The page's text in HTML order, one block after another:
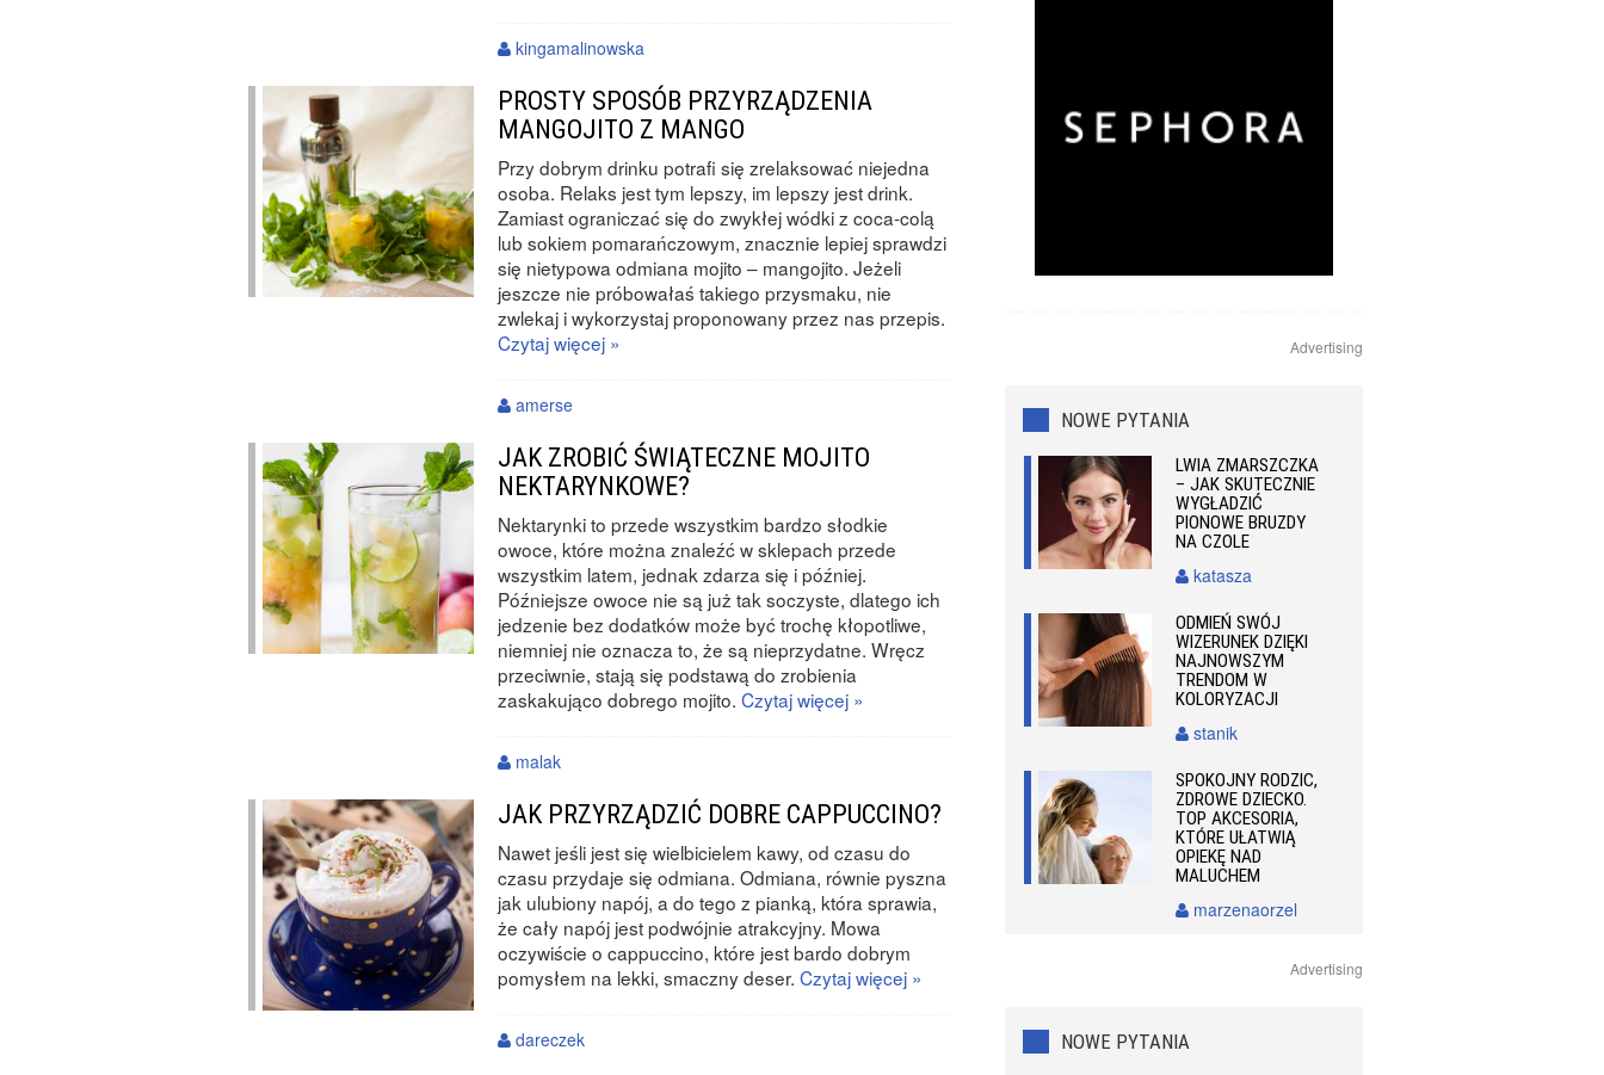
kingamalinowska
PROSTY SPOSÓB PRZYRZĄDZENIA
MANGOJITO Z MANGO
Przy dobrym drinku potrafi się zrelaksować niejedna
osoba. Relaks jest tym lepszy, im lepszy jest drink.
Zamiast ograniczać się do zwykłej wódki z coca-colą
lub sokiem pomarańczowym, znacznie lepiej sprawdzi
się nietypowa odmiana mojito – mangojito. Jeżeli
jeszcze nie próbowałaś takiego przysmaku, nie
zwlekaj i wykorzystaj proponowany przez nas przepis.
Czytaj więcej »
amerse
JAK ZROBIĆ ŚWIĄTECZNE MOJITO
NEKTARYNKOWE?
Nektarynki to przede wszystkim bardzo słodkie
owoce, które można znaleźć w sklepach przede
wszystkim latem, jednak zdarza się i później.
Późniejsze owoce nie są już tak soczyste, dlatego ich
jedzenie bez dodatków może być trochę kłopotliwe,
niemniej nie oznacza to, że są nieprzydatne. Wręcz
przeciwnie, stają się podstawą do zrobienia
zaskakująco dobrego mojito.Czytaj więcej »
malak
JAK PRZYRZĄDZIĆ DOBRE CAPPUCCINO?
Nawet jeśli jest się wielbicielem kawy, od czasu do
czasu przydaje się odmiana. Odmiana, równie pyszna
jak ulubiony napój, a do tego z pianką, która sprawia,
że cały napój jest podwójnie atrakcyjny. Mowa
oczywiście o cappuccino, które jest bardo dobrym
pomysłem na lekki, smaczny deser.Czytaj więcej »
dareczek
Advertising
NOWE PYTANIA
LWIA ZMARSZCZKA
– JAK SKUTECZNIE
WYGŁADZIĆ
PIONOWE BRUZDY
NA CZOLE
katasza
ODMIEŃ SWÓJ
WIZERUNEK DZIĘKI
NAJNOWSZYM
TRENDOM W
KOLORYZACJI
stanik
SPOKOJNY RODZIC,
ZDROWE DZIECKO.
TOP AKCESORIA,
KTÓRE UŁATWIĄ
OPIEKĘ NAD
MALUCHEM
marzenaorzel
Advertising
NOWE PYTANIA